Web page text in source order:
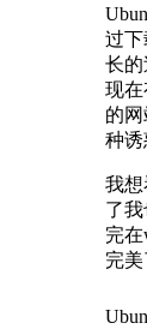
过
长
现在
的
种诱
我
了
完
完